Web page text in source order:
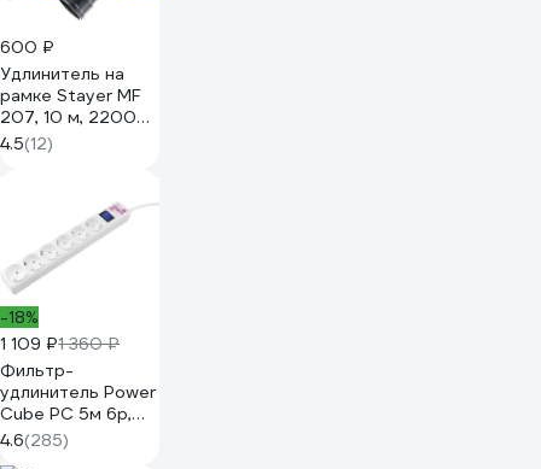
600 ₽
Удлинитель на
рамке Stayer MF
207, 10 м, 2200
Вт, 1 гнездо, ПВС
2х0,75 мм2,
4.5(12)
-18%
1 109 ₽1 360 ₽
Фильтр-
удлинитель Power
Cube PC 5м 6р,
бел. 16А/3,5кВт
SPG(5+1)-16B-5М
4.6(285)